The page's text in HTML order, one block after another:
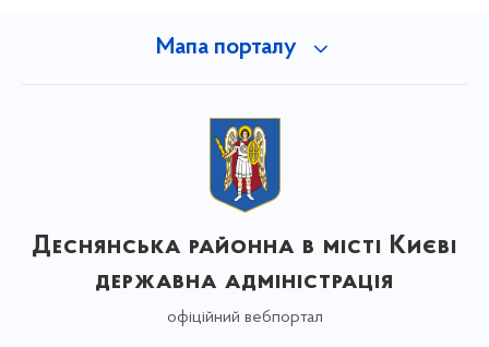
Мапа порталу
Деснянська районна в місті Києві
державна адміністрація
офіційний вебпортал